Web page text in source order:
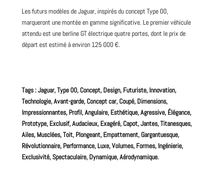
Les futurs modèles de Jaguar, inspirés du concept Type 00,
marqueront une montée en gamme significative. Le premier véhicule
attendu est une berline GT électrique quatre portes, dont le prix de
départ est estimé à environ 125 000 €.
Tags : Jaguar, Type 00, Concept, Design, Futuriste, Innovation,
Technologie, Avant-garde, Concept car, Coupé, Dimensions,
Impressionnantes, Profil, Angulaire, Esthétique, Agressive, Élégance,
Prototype, Exclusif, Audacieux, Exagéré, Capot, Jantes, Titanesques,
Ailes, Musclées, Toit, Plongeant, Empattement, Gargantuesque,
Révolutionnaire, Performance, Luxe, Volumes, Formes, Ingénierie,
Exclusivité, Spectaculaire, Dynamique, Aérodynamique.